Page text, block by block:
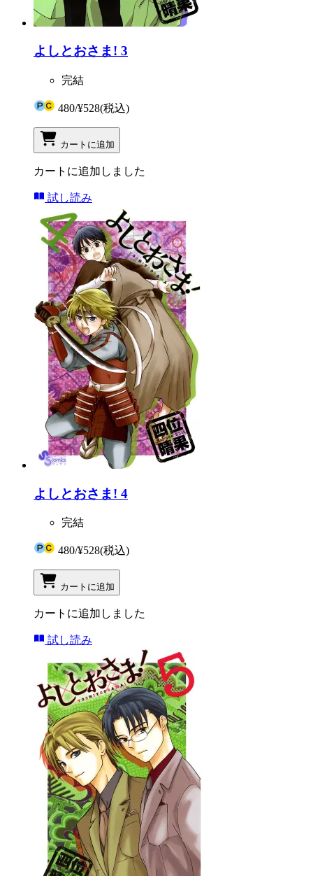
よしとおさま! 3
完結
480/¥528(税込)
カートに追加
カートに追加しました
試し読み
よしとおさま! 4
完結
480/¥528(税込)
カートに追加
カートに追加しました
試し読み